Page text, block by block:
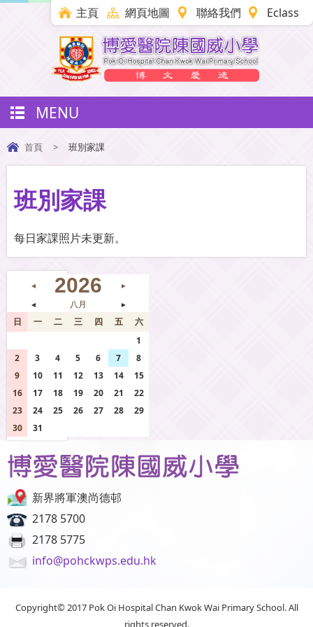
主頁 網頁地圖 聯絡我們 Eclass
MENU
首頁 > 班別家課
班別家課
每日家課照片未更新。
◄ 2026
►
◄
八月 ►
日 一 二 三 四 五
六
1
2
3 4 5 6 7
8
9
10 11 12 13 14
15
16
17 18 19 20 21
22
23
24 25 26 27 28
29
30
31
新界將軍澳尚德邨
2178 5700
2178 5775
info@pohckwps.edu.hk
Copyright© 2017 Pok Oi Hospital Chan Kwok Wai Primary School. All
rights reserved.